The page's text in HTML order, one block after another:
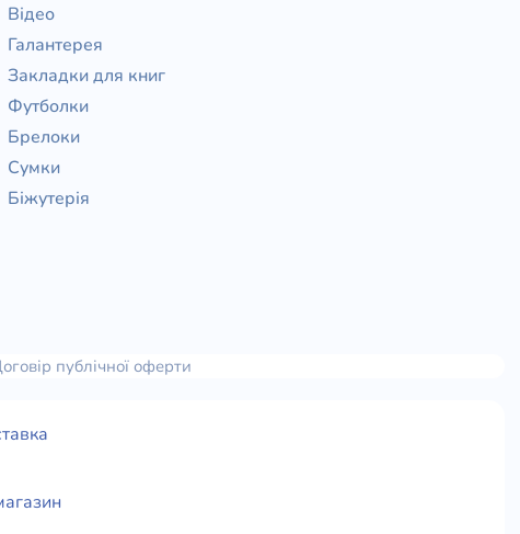
Відео
Галантерея
Закладки для книг
Футболки
Брелоки
Сумки
Біжутерія
публічної оферти